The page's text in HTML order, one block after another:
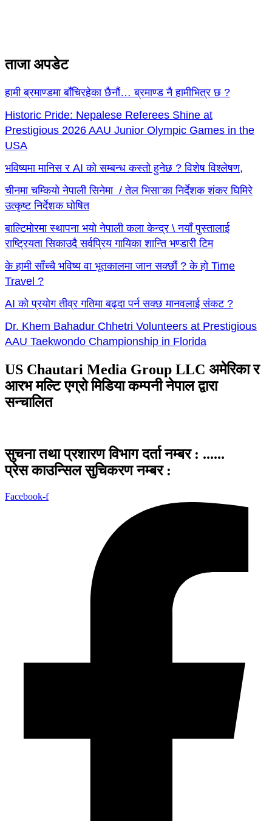
ताजा अपडेट
हामी ब्रमाण्डमा बाँचिरहेका छैनौं… ब्रमाण्ड नै हामीभित्र छ ?
Historic Pride: Nepalese Referees Shine at
Prestigious 2026 AAU Junior Olympic Games in the
USA
भविष्यमा मानिस र AI को सम्बन्ध कस्तो हुनेछ ? विशेष विश्लेषण,
चीनमा चम्कियो नेपाली सिनेमा / तेल भिसा’का निर्देशक शंकर घिमिरे
उत्कृष्ट निर्देशक घोषित
बाल्टिमोरमा स्थापना भयो नेपाली कला केन्द्र \ नयाँ पुस्तालाई
राष्ट्रियता सिकाउदै सर्वप्रिय गायिका शान्ति भण्डारी टिम
के हामी साँच्चै भविष्य वा भूतकालमा जान सक्छौं ? के हो Time
Travel ?
AI को प्रयोग तीव्र गतिमा बढ्दा पर्न सक्छ मानवलाई संकट ?
Dr. Khem Bahadur Chhetri Volunteers at Prestigious
AAU Taekwondo Championship in Florida
US Chautari Media Group LLC अमेरिका र
आरभ मल्टि एग्रो मिडिया कम्पनी नेपाल द्वारा
सन्चालित
सुचना तथा प्रशारण विभाग दर्ता नम्बर : ......
प्रेस काउन्सिल सुचिकरण नम्बर :
Facebook-f